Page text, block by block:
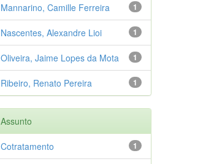
1
Mannarino, Camille Ferreira
1
Nascentes, Alexandre Lioi
1
Oliveira, Jaime Lopes da Mota
1
Ribeiro, Renato Pereira
Assunto
1
Cotratamento